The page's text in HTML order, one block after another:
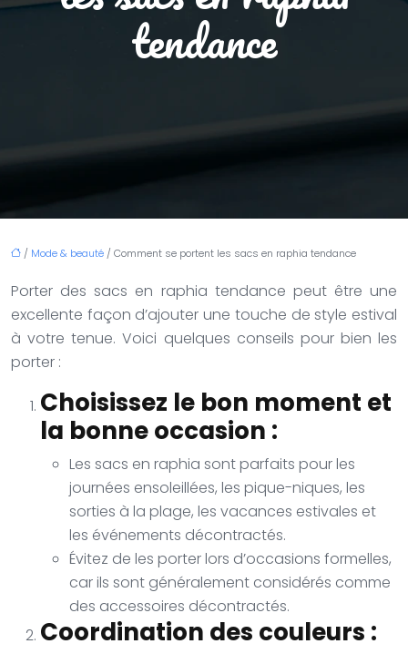
tendance
/ Mode & beauté / Comment se portent les sacs en raphia tendance
Porter des sacs en raphia tendance peut être une
excellente façon d’ajouter une touche de style estival
à votre tenue. Voici quelques conseils pour bien les
porter :
Choisissez le bon moment et
la bonne occasion :
Les sacs en raphia sont parfaits pour les
journées ensoleillées, les pique-niques, les
sorties à la plage, les vacances estivales et
les événements décontractés.
Évitez de les porter lors d’occasions formelles,
car ils sont généralement considérés comme
des accessoires décontractés.
Coordination des couleurs :